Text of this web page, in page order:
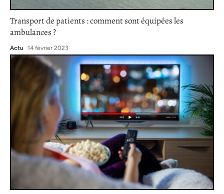
Transport de patients : comment sont équipées les
ambulances ?
Actu 14 février 2023